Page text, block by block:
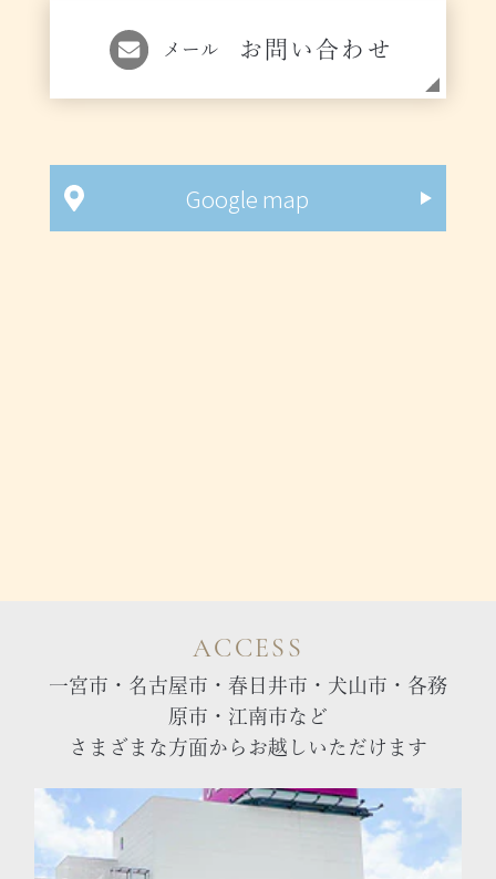
メール お問い合わせ
Google map
ACCESS
一宮市・名古屋市・春日井市・犬山市・各務
原市・江南市など
さまざまな方面からお越しいただけます